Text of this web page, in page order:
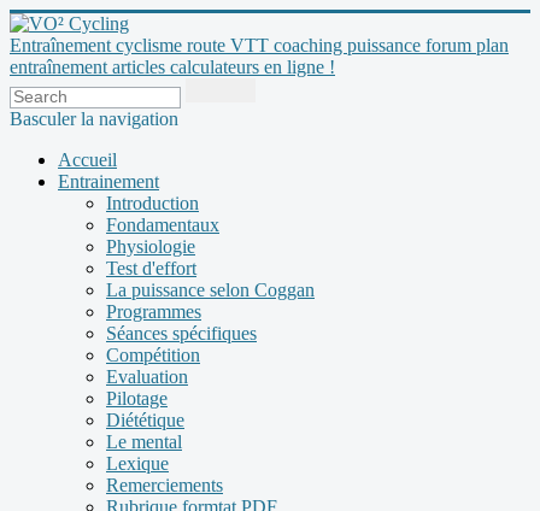
Entraînement cyclisme route VTT coaching puissance forum plan
entraînement articles calculateurs en ligne !
Basculer la navigation
Accueil
Entrainement
Introduction
Fondamentaux
Physiologie
Test d'effort
La puissance selon Coggan
Programmes
Séances spécifiques
Compétition
Evaluation
Pilotage
Diététique
Le mental
Lexique
Remerciements
Rubrique formtat PDF